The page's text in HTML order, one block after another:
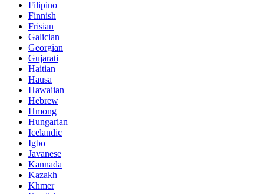
Filipino
Finnish
Frisian
Galician
Georgian
Gujarati
Haitian
Hausa
Hawaiian
Hebrew
Hmong
Hungarian
Icelandic
Igbo
Javanese
Kannada
Kazakh
Khmer